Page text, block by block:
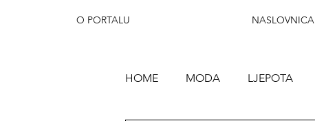
O PORTALU NASLOVNICA
HOME MODA LJEPOTA